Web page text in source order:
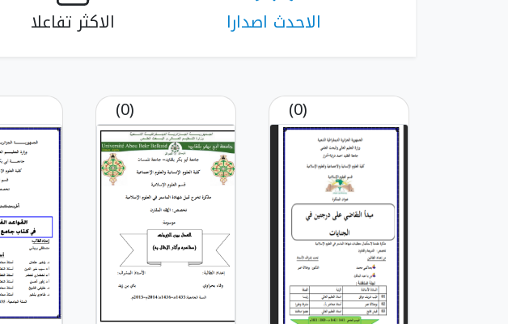
الاحدث اصدارا الاكثر تفاعلا
(0)
(0)